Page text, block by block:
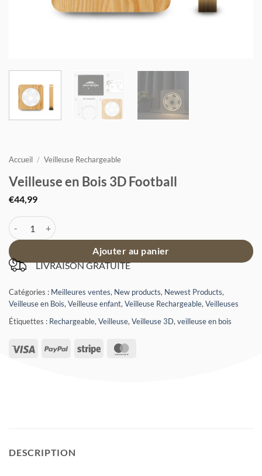
Accueil / Veilleuse Rechargeable
Veilleuse en Bois 3D Football
€44,99
quantité de Veilleuse en Bois 3D Football
Ajouter au panier
LIVRAISON GRATUITE
Catégories : Meilleures ventes, New products, Newest Products,
Veilleuse en Bois, Veilleuse enfant, Veilleuse Rechargeable, Veilleuses
Étiquettes : Rechargeable, Veilleuse, Veilleuse 3D, veilleuse en bois
Visa PayPal Stripe
DESCRIPTION